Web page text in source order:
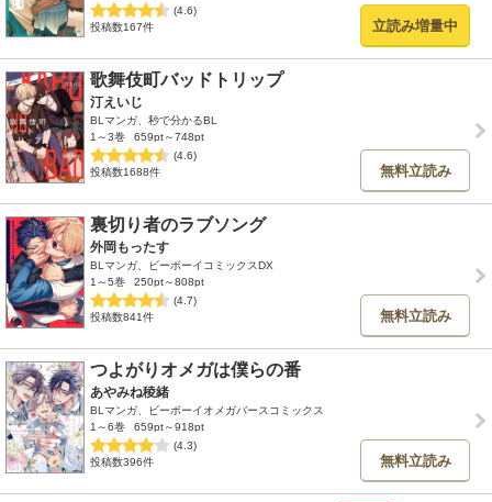
(4.6)
投稿数167件
立読み増量中
歌舞伎町バッドトリップ
汀えいじ
BLマンガ、秒で分かるBL
1～3巻
659pt～748pt
(4.6)
投稿数1688件
無料立読み
裏切り者のラブソング
外岡もったす
BLマンガ、ビーボーイコミックスDX
1～5巻
250pt～808pt
(4.7)
投稿数841件
無料立読み
つよがりオメガは僕らの番
あやみね稜緒
BLマンガ、ビーボーイオメガバースコミックス
1～6巻
659pt～918pt
(4.3)
投稿数396件
無料立読み